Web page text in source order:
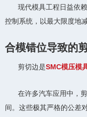
现代模具工程日益依
控制系统，以最大限度地
合模错位导致的
剪切边是SMC模压模
在许多汽车应用中，
间。这些极其严格的公差